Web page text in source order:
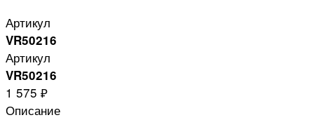
Артикул
VR50216
Артикул
VR50216
1 575 ₽
Описание